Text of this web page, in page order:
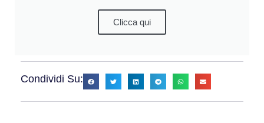
Clicca qui
Condividi Su: